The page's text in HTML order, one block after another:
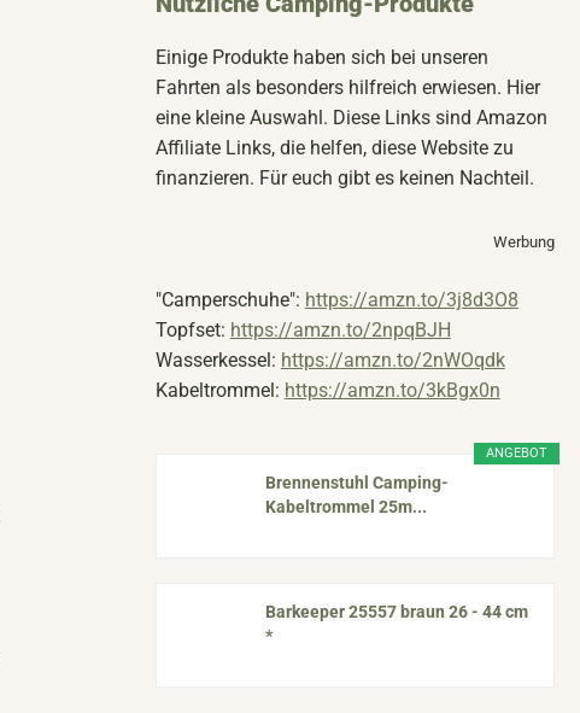
Einige Produkte haben sich bei unseren
Fahrten als besonders hilfreich erwiesen. Hier
eine kleine Auswahl. Diese Links sind Amazon
Affiliate Links, die helfen, diese Website zu
finanzieren. Für euch gibt es keinen Nachteil.
Werbung
"Camperschuhe": https://amzn.to/3j8d3O8
Topfset: https://amzn.to/2npqBJH
Wasserkessel: https://amzn.to/2nWOqdk
Kabeltrommel: https://amzn.to/3kBgx0n
ANGEBOT
Brennenstuhl Camping-
Kabeltrommel 25m...
Barkeeper 25557 braun 26 - 44 cm
*